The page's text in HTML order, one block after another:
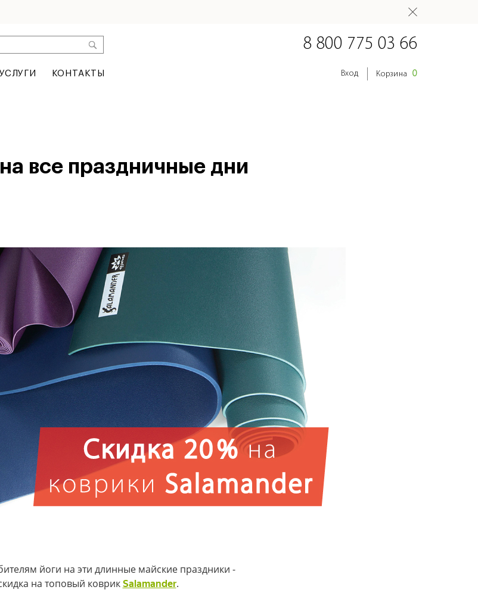
УСЛУГИ КОНТАКТЫ
8 800 775 03 66
Вход Корзина 0
все праздничные дни
йоги на эти длинные майские праздники -
на топовый коврик Salamander.